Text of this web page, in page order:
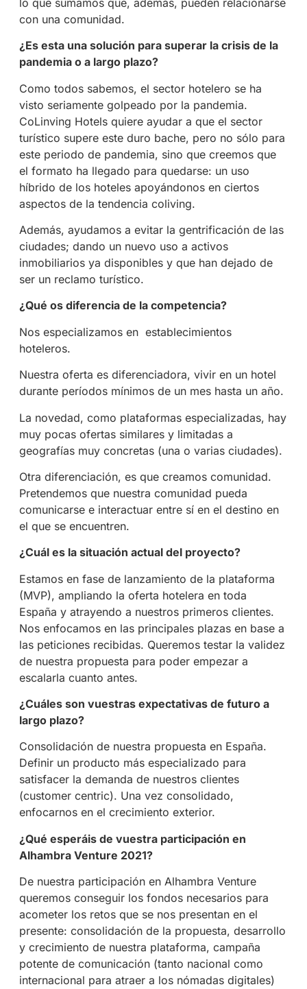
con una comunidad.
¿Es esta una solución para superar la crisis de la
pandemia o a largo plazo?
Como todos sabemos, el sector hotelero se ha
visto seriamente golpeado por la pandemia.
CoLinving Hotels quiere ayudar a que el sector
turístico supere este duro bache, pero no sólo para
este periodo de pandemia, sino que creemos que
el formato ha llegado para quedarse: un uso
híbrido de los hoteles apoyándonos en ciertos
aspectos de la tendencia coliving.
Además, ayudamos a evitar la gentrificación de las
ciudades; dando un nuevo uso a activos
inmobiliarios ya disponibles y que han dejado de
ser un reclamo turístico.
¿Qué os diferencia de la competencia?
Nos especializamos en establecimientos
hoteleros.
Nuestra oferta es diferenciadora, vivir en un hotel
durante períodos mínimos de un mes hasta un año.
La novedad, como plataformas especializadas, hay
muy pocas ofertas similares y limitadas a
geografías muy concretas (una o varias ciudades).
Otra diferenciación, es que creamos comunidad.
Pretendemos que nuestra comunidad pueda
comunicarse e interactuar entre sí en el destino en
el que se encuentren.
¿Cuál es la situación actual del proyecto?
Estamos en fase de lanzamiento de la plataforma
(MVP), ampliando la oferta hotelera en toda
España y atrayendo a nuestros primeros clientes.
Nos enfocamos en las principales plazas en base a
las peticiones recibidas. Queremos testar la validez
de nuestra propuesta para poder empezar a
escalarla cuanto antes.
¿Cuáles son vuestras expectativas de futuro a
largo plazo?
Consolidación de nuestra propuesta en España.
Definir un producto más especializado para
satisfacer la demanda de nuestros clientes
(customer centric). Una vez consolidado,
enfocarnos en el crecimiento exterior.
¿Qué esperáis de vuestra participación en
Alhambra Venture 2021?
De nuestra participación en Alhambra Venture
queremos conseguir los fondos necesarios para
acometer los retos que se nos presentan en el
presente: consolidación de la propuesta, desarrollo
y crecimiento de nuestra plataforma, campaña
potente de comunicación (tanto nacional como
internacional para atraer a los nómadas digitales)